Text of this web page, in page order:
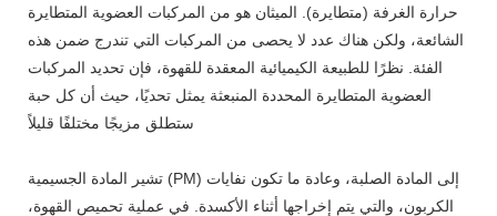
حرارة الغرفة (متطايرة). الميثان هو من المركبات العضوية المتطايرة
الشائعة، ولكن هناك عدد لا يحصى من المركبات التي تندرج ضمن هذه
الفئة. نظرًا للطبيعة الكيميائية المعقدة للقهوة، فإن تحديد المركبات
العضوية المتطايرة المحددة المنبعثة يمثل تحديًا، حيث أن كل حبة
تشير المادة الجسيمية (PM) إلى المادة الصلبة، وعادة ما تكون نفايات
الكربون، والتي يتم إخراجها أثناء الأكسدة. في عملية تحميص القهوة،